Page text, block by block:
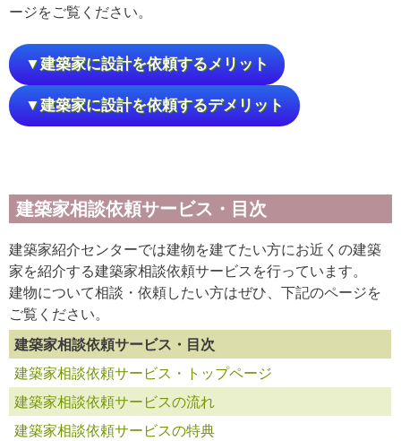
ージをご覧ください。
▼建築家に設計を依頼するメリット
▼建築家に設計を依頼するデメリット
建築家相談依頼サービス・目次
建築家紹介センターでは建物を建てたい方にお近くの建築
家を紹介する建築家相談依頼サービスを行っています。
建物について相談・依頼したい方はぜひ、下記のページを
ご覧ください。
建築家相談依頼サービス・目次
建築家相談依頼サービス・トップページ
建築家相談依頼サービスの流れ
建築家相談依頼サービスの特典